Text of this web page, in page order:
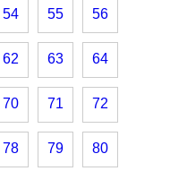
54 55 56
62 63 64
70 71 72
78 79 80